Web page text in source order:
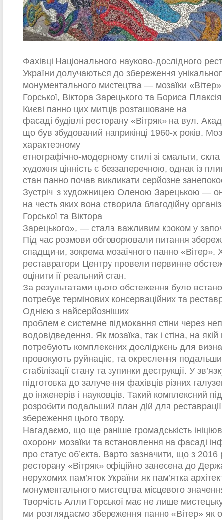
Фахівці Національного науково-дослідного
України долучаються до збереження
монументального мистецтва — мозаїки
Горської, Віктора Зарецького та Бориса
Києві панно цих митців розташоване на
фасаді будівлі ресторану «Вітряк» на вул.
що був збудований наприкінці 1960-х років.
характерному
етнографічно-модерному стилі зі смальти, скла
художня цінність є беззаперечною, однак із
стан панно почав викликати серйозне
Зустріч із художницею Оленою Зарецькою —
на честь яких вона створила благодійну
Горської та Віктора
Зарецького», — стала важливим кроком у
Під час розмови обговорювали питання
спадщини, зокрема мозаїчного панно «Вітер».
реставратори Центру провели первинне
оцінити її реальний стан.
За результатами цього обстеження було
потребує термінових консерваційних та
Однією з найсерйозніших
проблем є системне підмокання стіни через
водовідведення. Як мозаїка, так і стіна, на
потребують комплексних досліджень для
провокують руйнацію, та окреслення
стабілізації стану та зупинки деструкції. У
підготовка до залучення фахівців різних
до інженерів і науковців. Такий комплексний
розробити подальший план дій для
збереження цього твору.
Нагадаємо, що ще раніше громадськість
охорони мозаїки та встановлення на фасаді
про статус об’єкта. Варто зазначити, що з 2016
ресторану «Вітряк» офіційно занесена до
нерухомих пам’яток України як пам’ятка
монументального мистецтва місцевого
Творчість Алли Горської має не лише
ми розглядаємо збереження панно «Вітер» як